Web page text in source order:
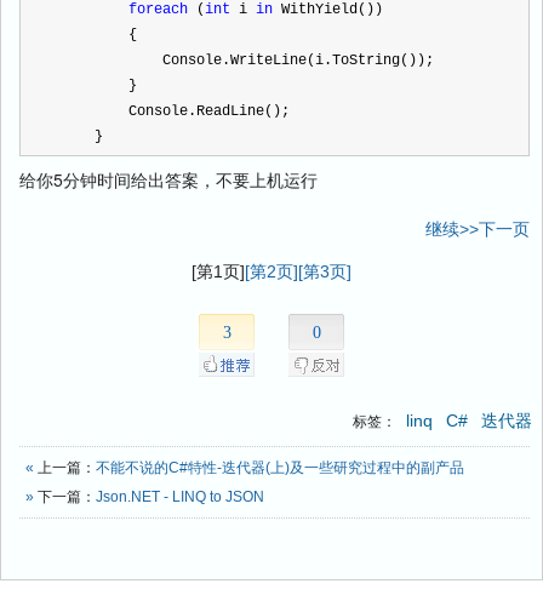
foreach (int i in WithYield())
{
Console.WriteLine(i.ToString());
}
Console.ReadLine();
}
给你5分钟时间给出答案，不要上机运行
继续>>下一页
[第1页][第2页][第3页]
3 0
标签： linq C# 迭代器
« 上一篇： 不能不说的C#特性-迭代器(上)及一些研究过程中的副产品
» 下一篇： Json.NET - LINQ to JSON